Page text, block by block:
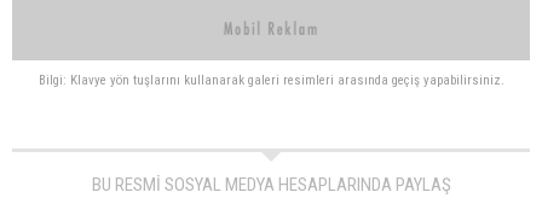
Bilgi: Klavye yön tuşlarını kullanarak galeri resimleri arasında geçiş yapabilirsiniz.
BU RESMİ SOSYAL MEDYA HESAPLARINDA PAYLAŞ